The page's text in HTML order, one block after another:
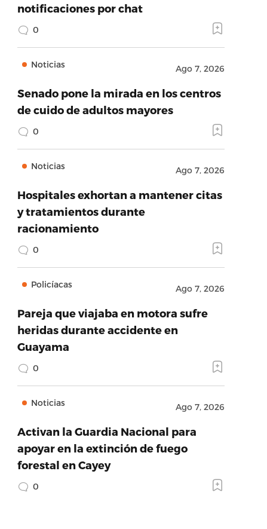
notificaciones por chat
0
Noticias Ago 7, 2026
Senado pone la mirada en los centros
de cuido de adultos mayores
0
Noticias Ago 7, 2026
Hospitales exhortan a mantener citas
y tratamientos durante
racionamiento
0
Policíacas Ago 7, 2026
Pareja que viajaba en motora sufre
heridas durante accidente en
Guayama
0
Noticias Ago 7, 2026
Activan la Guardia Nacional para
apoyar en la extinción de fuego
forestal en Cayey
0